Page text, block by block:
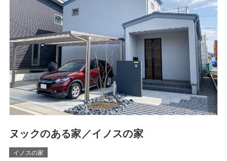
ヌックのある家／イノスの家
イノスの家